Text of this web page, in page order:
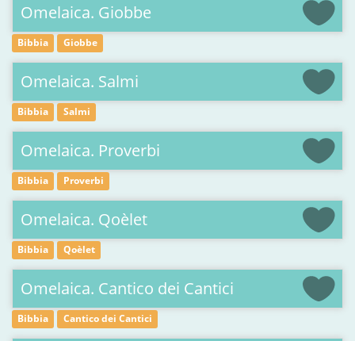
Omelaica. Giobbe
Bibbia Giobbe
Omelaica. Salmi
Bibbia Salmi
Omelaica. Proverbi
Bibbia Proverbi
Omelaica. Qoèlet
Bibbia Qoèlet
Omelaica. Cantico dei Cantici
Bibbia Cantico dei Cantici